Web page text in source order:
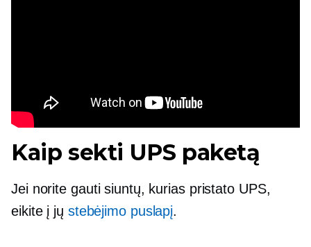
Kaip sekti UPS paketą
Jei norite gauti siuntų, kurias pristato UPS,
eikite į jų stebėjimo puslapį.